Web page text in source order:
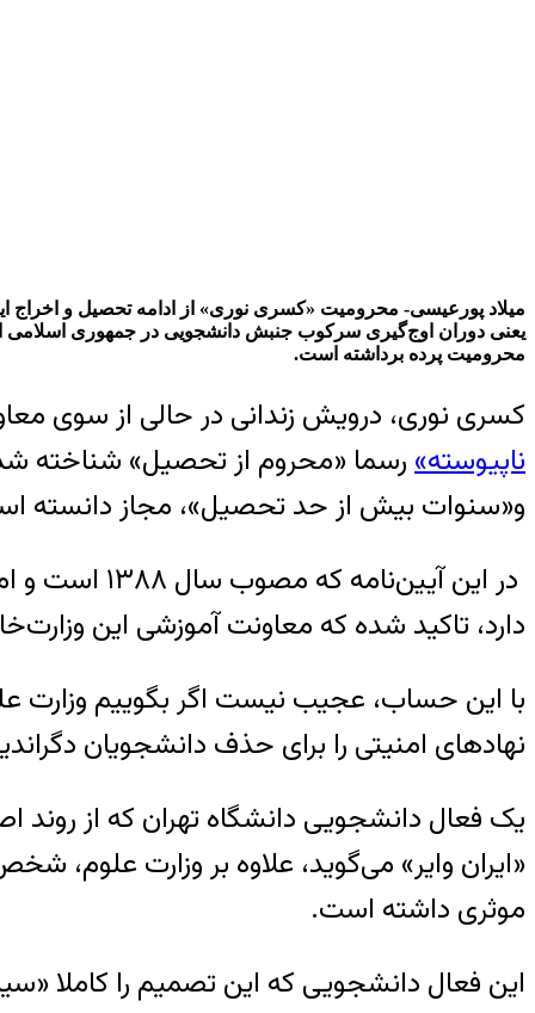
یعنی دوران اوج‌گیری سرکوب جنبش دانشجویی در جمهوری اسلامی
محرومیت پرده برداشته است.
کسری نوری، درویش زندانی در حالی از سوی
ناپیوسته»رسما «محروم از تحصیل» شناخته شد
و«سنوات بیش از حد تحصیل»، مجاز دانسته
در این آیین‌نامه که مصوب سال ١٣٨٨ است و
دارد، تاکید شده که معاونت آموزشی این
با این حساب، عجیب نیست اگر بگوییم وزارت
نهادهای امنیتی را برای حذف دانشجویان
یک فعال دانشجویی دانشگاه تهران که از روند
«ایران وایر» می‌گوید، علاوه بر وزارت علوم،
موثری داشته است.
این فعال دانشجویی که این تصمیم را کاملا